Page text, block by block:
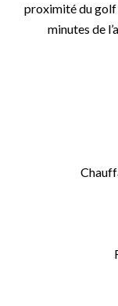
proximité du golf
minutes de